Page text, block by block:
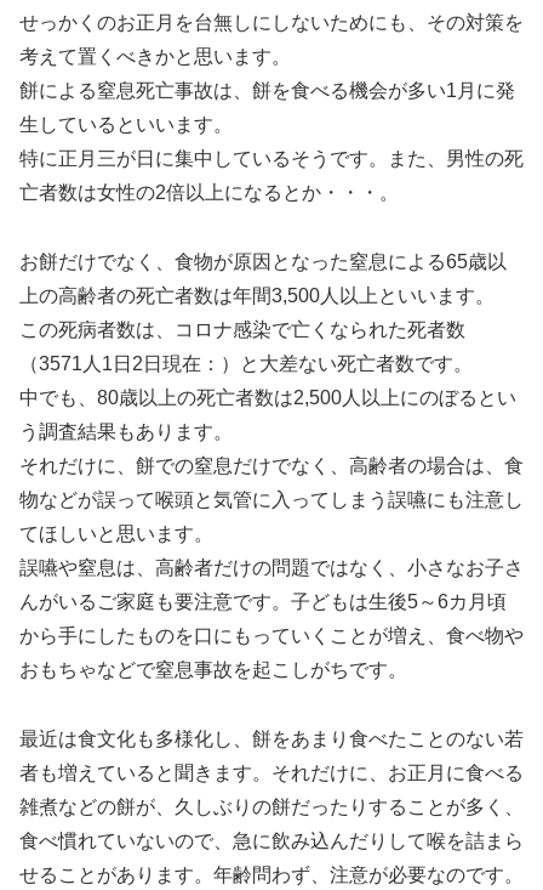
せっかくのお正月を台無しにしないためにも、その対策を
考えて置くべきかと思います。
餅による窒息死亡事故は、餅を食べる機会が多い1月に発
生しているといいます。
特に正月三が日に集中しているそうです。また、男性の死
亡者数は女性の2倍以上になるとか・・・。
お餅だけでなく、食物が原因となった窒息による65歳以
上の高齢者の死亡者数は年間3,500人以上といいます。
この死病者数は、コロナ感染で亡くなられた死者数
（3571人1日2日現在：）と大差ない死亡者数です。
中でも、80歳以上の死亡者数は2,500人以上にのぼるとい
う調査結果もあります。
それだけに、餅での窒息だけでなく、高齢者の場合は、食
物などが誤って喉頭と気管に入ってしまう誤嚥にも注意し
てほしいと思います。
誤嚥や窒息は、高齢者だけの問題ではなく、小さなお子さ
んがいるご家庭も要注意です。子どもは生後5～6カ月頃
から手にしたものを口にもっていくことが増え、食べ物や
おもちゃなどで窒息事故を起こしがちです。
最近は食文化も多様化し、餅をあまり食べたことのない若
者も増えていると聞きます。それだけに、お正月に食べる
雑煮などの餅が、久しぶりの餅だったりすることが多く、
食べ慣れていないので、急に飲み込んだりして喉を詰まら
せることがあります。年齢問わず、注意が必要なのです。